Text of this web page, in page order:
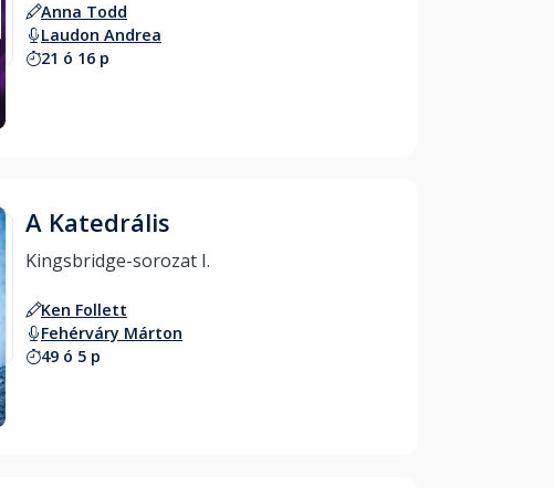
Anna Todd
Laudon Andrea
21 ó 16 p
A Katedrális
Ken Follett
Fehérváry Márton
49 ó 5 p